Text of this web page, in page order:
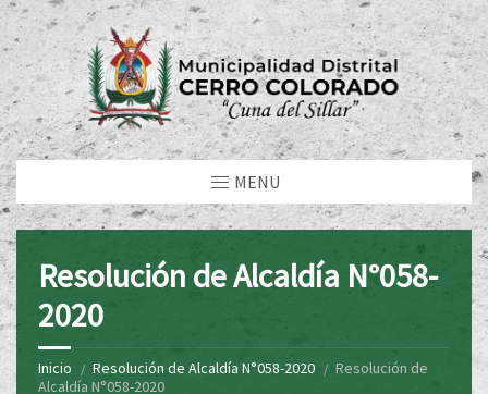
MENU
Resolución de Alcaldía N°058-
2020
Inicio Resolución de Alcaldía N°058-2020
Resolución de
Alcaldía N°058-2020